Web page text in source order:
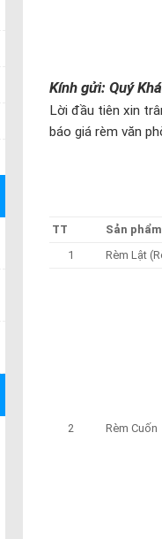
Kính gửi: Quý
Lời đầu tiên xin
báo giá rèm văn
TT Sản phẩm
1
Rèm Lật
2 Rèm Cuốn